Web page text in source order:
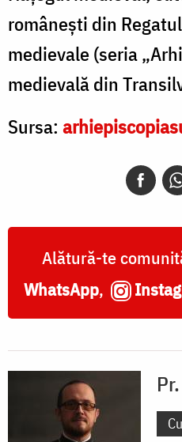
româneşti din
medievale (seria
medievală din
Sursa:
Alătură-te
WhatsApp,